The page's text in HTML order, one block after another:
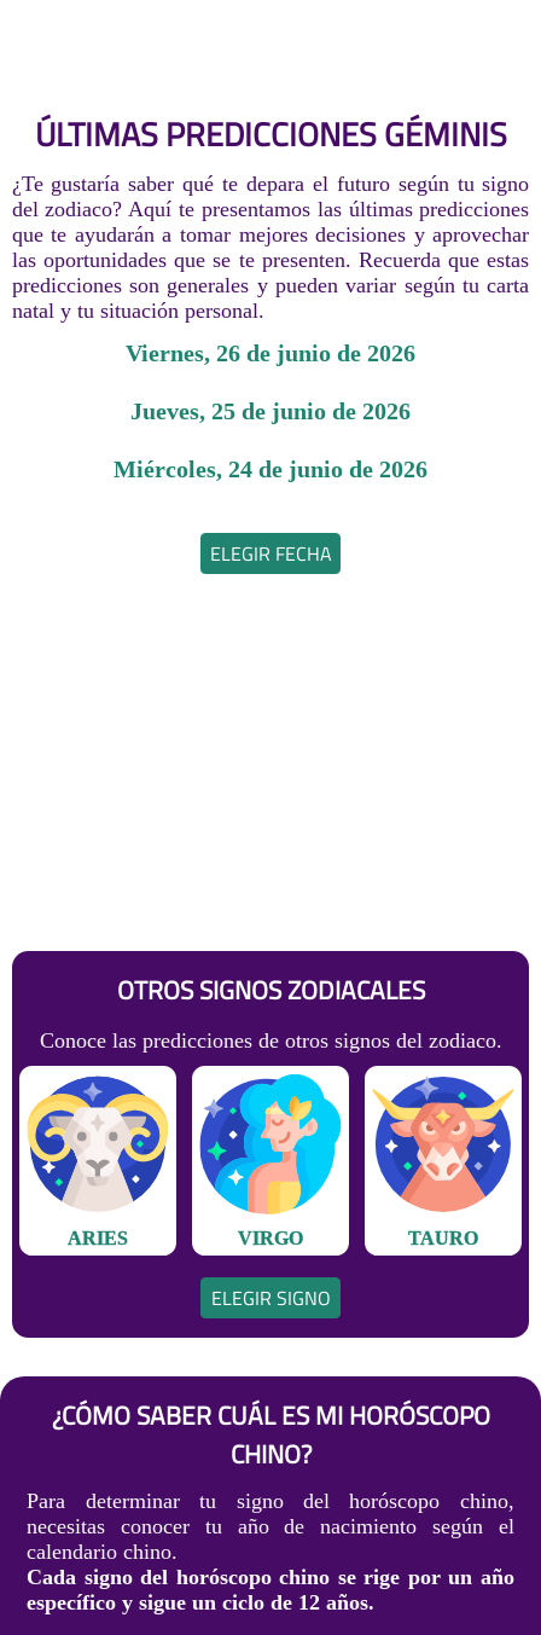
ÚLTIMAS PREDICCIONES GÉMINIS
¿Te gustaría saber qué te depara el futuro según tu signo
del zodiaco? Aquí te presentamos las últimas predicciones
que te ayudarán a tomar mejores decisiones y aprovechar
las oportunidades que se te presenten. Recuerda que estas
predicciones son generales y pueden variar según tu carta
natal y tu situación personal.
viernes, 26 de junio de 2026
jueves, 25 de junio de 2026
miércoles, 24 de junio de 2026
ELEGIR FECHA
OTROS SIGNOS ZODIACALES
Conoce las predicciones de otros signos del zodiaco.
ARIES VIRGO TAURO
ELEGIR SIGNO
¿CÓMO SABER CUÁL ES MI HORÓSCOPO
CHINO?
Para determinar tu signo del horóscopo chino,
necesitas conocer tu año de nacimiento según el
calendario chino.
Cada signo del horóscopo chino se rige por un año
específico y sigue un ciclo de 12 años.